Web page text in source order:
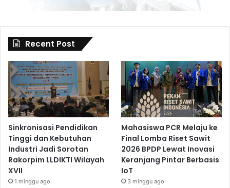
Recent Post
Sinkronisasi Pendidikan
Tinggi dan Kebutuhan
Industri Jadi Sorotan
Rakorpim LLDIKTI Wilayah
XVII
1 minggu ago
Mahasiswa PCR Melaju ke
Final Lomba Riset Sawit
2026 BPDP Lewat Inovasi
Keranjang Pintar Berbasis
IoT
3 minggu ago